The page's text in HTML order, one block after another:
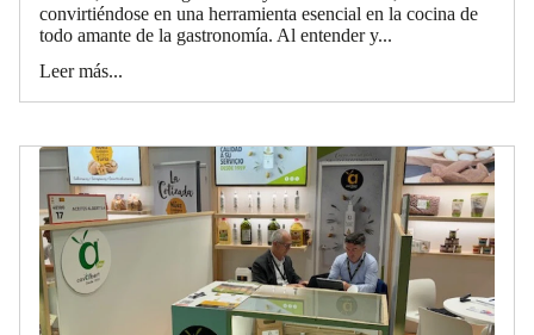
convirtiéndose en una herramienta esencial en la cocina de
todo amante de la gastronomía. Al entender y...
Leer más...